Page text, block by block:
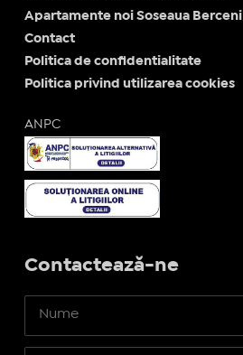
Apartamente noi Soseaua Berceni
Contact
Politica de confidentialitate
Politica privind utilizarea cookies
ANPC
Contactează-ne